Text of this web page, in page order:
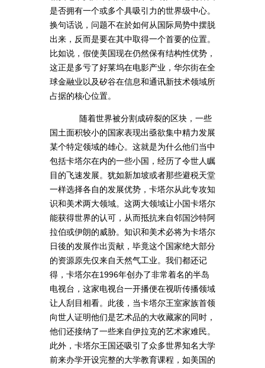
是否拥有一个或多个具吸引力的世界级中心。
换句话说，问题不在於如何从国际局势中摆脱
出来，反而是要在其中取得一个首要的位置。
比如说，假使美国现在仍然保有结构性优势，
这正是多亏了好莱坞在电影产业，华尔街在全
球金融业以及矽谷在信息和通讯新技术领域所
占据的核心位置。
随着世界被分割成碎裂的区块，一些
国土面积较小的国家表现出亟欲集中精力发展
某个特定领域的雄心。这就是为什么他们当中
包括卡塔尔在内的一些小国，经历了令世人瞩
目的飞速发展。犹如新加坡或者那些避税天堂
一样选择各自的发展优势，卡塔尔从此专攻知
识和美术两大领域。这两大领域让小国卡塔尔
能获得世界的认可，从而抵抗来自邻国沙特阿
拉伯或伊朗的威胁。知识和美术必将为卡塔尔
日後的发展作出贡献，毕竟这个国家绝大部分
的资源原先仅来自天然气工业。我们都还记
得，卡塔尔在1996年创办了非常着名的半岛
电视台，这家电视台一开播便在视听传播领域
让人刮目相看。此後，当卡塔尔王室家族首领
向世人证明他们是艺术品的大收藏家的同时，
他们还接纳了一些来自伊拉克的艺术家难民。
此外，卡塔尔王国还吸引了众多世界知名大学
前来办学开设完整的大学教育课程，如美国的